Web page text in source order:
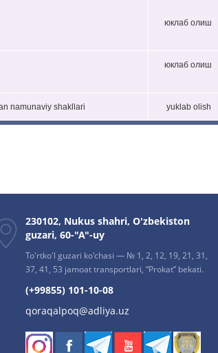
юклаб олиш
юклаб олиш
namunaviy shakllari yuklab olish
230102, Nukus shahri, O'zbekiston
guzari, 60-"A"-uy
To'rtko'l guzari ko'chasi — № 1, 2, 12, 19, 21, 31,
37, 41, 53 jamoat transportlari, “Prokat” bekati.
(+99855) 101-10-08
qoraqalpoq@adliya.uz